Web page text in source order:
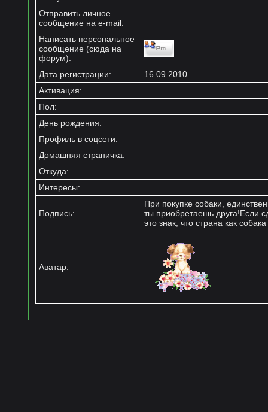
Отправить личное
сообщение на e-mail:
Написать персональное
сообщение (сюда на
форум):
Дата регистрации:
16.09.2010
Активация:
Пол:
День рождения:
Профиль в соцсети:
Домашняя страничка:
Откуда:
Интересы:
Подпись:
При покупке собаки,
ты приобретаешь друга!Если
это знак, что страна как
Аватар: